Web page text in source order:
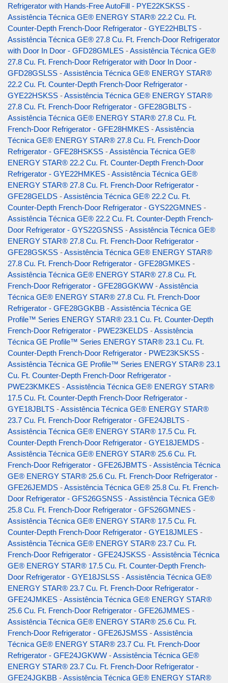
Refrigerator with Hands-Free AutoFill - PYE22KSKSS -
Assistência Técnica GE® ENERGY STAR® 22.2 Cu. Ft.
Counter-Depth French-Door Refrigerator - GYE22HBLTS -
Assistência Técnica GE® 27.8 Cu. Ft. French-Door Refrigerator
with Door In Door - GFD28GMLES -Assistência Técnica GE®
27.8 Cu. Ft. French-Door Refrigerator with Door In Door -
GFD28GSLSS -Assistência Técnica GE® ENERGY STAR®
22.2 Cu. Ft. Counter-Depth French-Door Refrigerator -
GYE22HSKSS -Assistência Técnica GE® ENERGY STAR®
27.8 Cu. Ft. French-Door Refrigerator - GFE28GBLTS -
Assistência Técnica GE® ENERGY STAR® 27.8 Cu. Ft.
French-Door Refrigerator - GFE28HMKES -Assistência
Técnica GE® ENERGY STAR® 27.8 Cu. Ft. French-Door
Refrigerator - GFE28HSKSS -Assistência Técnica GE®
ENERGY STAR® 22.2 Cu. Ft. Counter-Depth French-Door
Refrigerator - GYE22HMKES -Assistência Técnica GE®
ENERGY STAR® 27.8 Cu. Ft. French-Door Refrigerator -
GFE28GELDS -Assistência Técnica GE® 22.2 Cu. Ft.
Counter-Depth French-Door Refrigerator - GYS22GMNES -
Assistência Técnica GE® 22.2 Cu. Ft. Counter-Depth French-
Door Refrigerator - GYS22GSNSS -Assistência Técnica GE®
ENERGY STAR® 27.8 Cu. Ft. French-Door Refrigerator -
GFE28GSKSS -Assistência Técnica GE® ENERGY STAR®
27.8 Cu. Ft. French-Door Refrigerator - GFE28GMKES -
Assistência Técnica GE® ENERGY STAR® 27.8 Cu. Ft.
French-Door Refrigerator - GFE28GGKWW -Assistência
Técnica GE® ENERGY STAR® 27.8 Cu. Ft. French-Door
Refrigerator - GFE28GGKBB -Assistência Técnica GE
Profile™ Series ENERGY STAR® 23.1 Cu. Ft. Counter-Depth
French-Door Refrigerator - PWE23KELDS -Assistência
Técnica GE Profile™ Series ENERGY STAR® 23.1 Cu. Ft.
Counter-Depth French-Door Refrigerator - PWE23KSKSS -
Assistência Técnica GE Profile™ Series ENERGY STAR® 23.1
Cu. Ft. Counter-Depth French-Door Refrigerator -
PWE23KMKES -Assistência Técnica GE® ENERGY STAR®
17.5 Cu. Ft. Counter-Depth French-Door Refrigerator -
GYE18JBLTS -Assistência Técnica GE® ENERGY STAR®
23.7 Cu. Ft. French-Door Refrigerator - GFE24JBLTS -
Assistência Técnica GE® ENERGY STAR® 17.5 Cu. Ft.
Counter-Depth French-Door Refrigerator - GYE18JEMDS -
Assistência Técnica GE® ENERGY STAR® 25.6 Cu. Ft.
French-Door Refrigerator - GFE26JBMTS -Assistência Técnica
GE® ENERGY STAR® 25.6 Cu. Ft. French-Door Refrigerator -
GFE26JEMDS -Assistência Técnica GE® 25.8 Cu. Ft. French-
Door Refrigerator - GFS26GSNSS -Assistência Técnica GE®
25.8 Cu. Ft. French-Door Refrigerator - GFS26GMNES -
Assistência Técnica GE® ENERGY STAR® 17.5 Cu. Ft.
Counter-Depth French-Door Refrigerator - GYE18JMLES -
Assistência Técnica GE® ENERGY STAR® 23.7 Cu. Ft.
French-Door Refrigerator - GFE24JSKSS -Assistência Técnica
GE® ENERGY STAR® 17.5 Cu. Ft. Counter-Depth French-
Door Refrigerator - GYE18JSLSS -Assistência Técnica GE®
ENERGY STAR® 23.7 Cu. Ft. French-Door Refrigerator -
GFE24JMKES -Assistência Técnica GE® ENERGY STAR®
25.6 Cu. Ft. French-Door Refrigerator - GFE26JMMES -
Assistência Técnica GE® ENERGY STAR® 25.6 Cu. Ft.
French-Door Refrigerator - GFE26JSMSS -Assistência
Técnica GE® ENERGY STAR® 23.7 Cu. Ft. French-Door
Refrigerator - GFE24JGKWW -Assistência Técnica GE®
ENERGY STAR® 23.7 Cu. Ft. French-Door Refrigerator -
GFE24JGKBB -Assistência Técnica GE® ENERGY STAR®